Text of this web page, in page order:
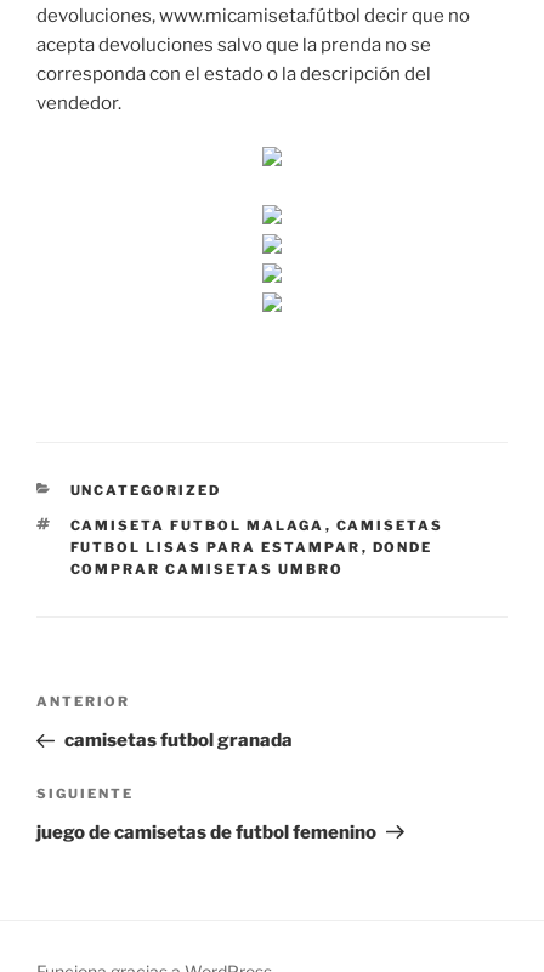
devoluciones, www.micamiseta.fútbol decir que no
acepta devoluciones salvo que la prenda no se
corresponda con el estado o la descripción del
vendedor.
CATEGORÍAS
UNCATEGORIZED
ETIQUETAS
CAMISETA FUTBOL MALAGA , CAMISETAS
FUTBOL LISAS PARA ESTAMPAR , DONDE
COMPRAR CAMISETAS UMBRO
Navegación
entradas
Entrada
anterior:
ANTERIOR
camisetas futbol granada
Siguiente
entrada
SIGUIENTE
juego de camisetas de futbol femenino